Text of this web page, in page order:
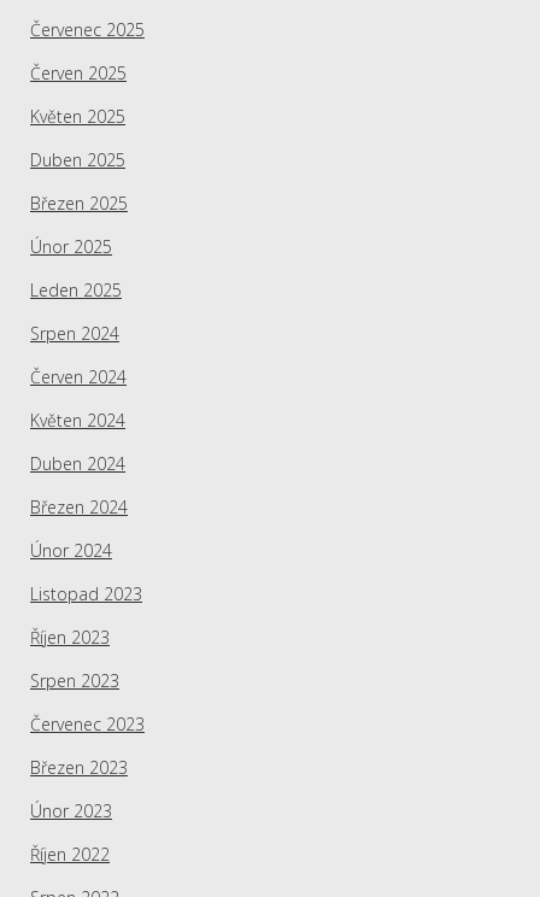
Červenec 2025
Červen 2025
Květen 2025
Duben 2025
Březen 2025
Únor 2025
Leden 2025
Srpen 2024
Červen 2024
Květen 2024
Duben 2024
Březen 2024
Únor 2024
Listopad 2023
Říjen 2023
Srpen 2023
Červenec 2023
Březen 2023
Únor 2023
Říjen 2022